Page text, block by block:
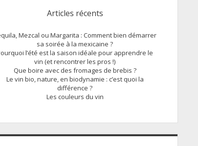
Articles récents
Mezcal ou Margarita : Comment bien démarrer
sa soirée à la mexicaine ?
l’été est la saison idéale pour apprendre le
vin (et rencontrer les pros !)
Que boire avec des fromages de brebis ?
Le vin bio, nature, en biodynamie : c’est quoi la
différence ?
Les couleurs du vin